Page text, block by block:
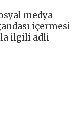
medya
içermesi
ilgili adli